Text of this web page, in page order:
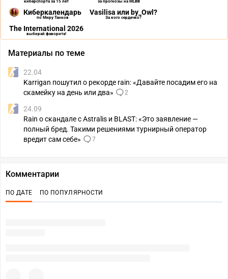
киберспорта за 15 лет за прогнозы на MLBB
Киберкалендарь
по Миру Танков
Vasilisa или by_Owl?
За кого сердечко?
The International 2026
выбирай фаворита!
Материалы по теме
22.04
Karrigan пошутил о рекорде rain: «Давайте посадим его на
скамейку на день или два»
2
24.09
Rain о скандале с Astralis и BLAST: «Это заявление —
полный бред. Такими решениями турнирный оператор
вредит сам себе»
7
Комментарии
ПО ДАТЕ ПО ПОПУЛЯРНОСТИ